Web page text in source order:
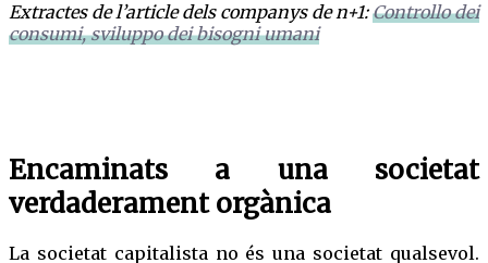
Extractes de l’article dels companys de n+1:Controllo dei
consumi, sviluppo dei bisogni umani
Encaminats a una societat
verdaderament orgànica
La societat capitalista no és una societat qualsevol.